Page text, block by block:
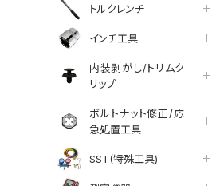
トルクレンチ
インチ工具
内装剥がし/トリムク
リップ
ボルトナット修正/応
急処置工具
SST(特殊工具)